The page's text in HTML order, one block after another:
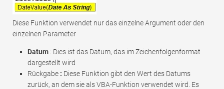
Diese Funktion verwendet nur das einzelne Argument oder den
einzelnen Parameter
Datum : Dies ist das Datum, das im Zeichenfolgenformat
dargestellt wird
Rückgabe : Diese Funktion gibt den Wert des Datums
zurück, an dem sie als VBA-Funktion verwendet wird. Es